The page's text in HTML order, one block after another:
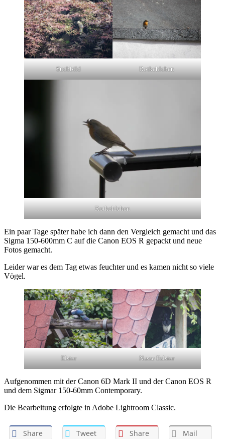
Suchbild Rotkehlchen
Rotkehlchen
Ein paar Tage später habe ich dann den Vergleich gemacht und das
Sigma 150-600mm C auf die Canon EOS R gepackt und neue
Fotos gemacht.
Leider war es dem Tag etwas feuchter und es kamen nicht so viele
Vögel.
Elster Nasse Eslster
Aufgenommen mit der Canon 6D Mark II und der Canon EOS R
und dem Sigmar 150-60mm Contemporary.
Die Bearbeitung erfolgte in Adobe Lightroom Classic.
Share Tweet Share Mail